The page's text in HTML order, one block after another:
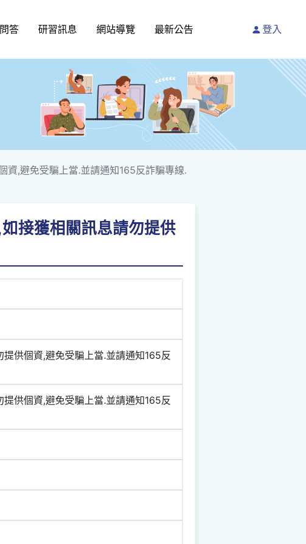
答 研習訊息 網站導覽 最新公告 登入
資,避免受騙上當.並請通知165反詐騙專線.
接獲相關訊息請勿提供
供個資,避免受騙上當.並請通知165反
供個資,避免受騙上當.並請通知165反